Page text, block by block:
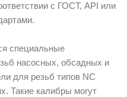
с ГОСТ, API или
специальные
насосных, обсадных и
для резьб типов NC
Такие калибры могут